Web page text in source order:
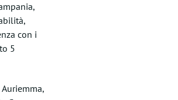
con i
5